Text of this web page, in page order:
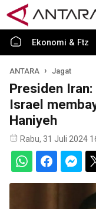
Ekonomi & Ftz
ANTARA Jagat
Presiden
Israel
Haniyeh
Rabu, 31 Juli 2024